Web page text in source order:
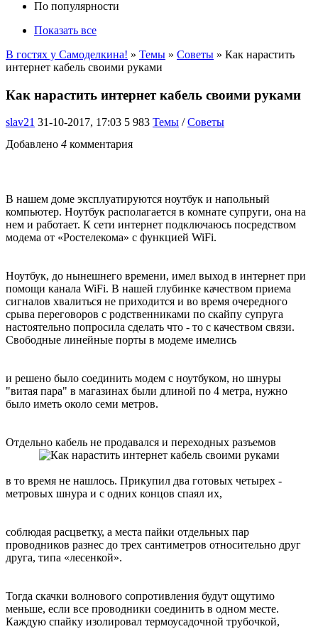
По популярности
Показать все
В гостях у Самоделкина! » Темы » Советы » Как нарастить
интернет кабель своими руками
Как нарастить интернет кабель своими руками
slav21 31-10-2017, 17:03 5 983 Темы /Советы
Добавлено 4 комментария
В нашем доме эксплуатируются ноутбук и напольный
компьютер. Ноутбук располагается в комнате супруги, она на
нем и работает. К сети интернет подключаюсь посредством
модема от «Ростелекома» с функцией WiFi.
Ноутбук, до нынешнего времени, имел выход в интернет при
помощи канала WiFi. В нашей глубинке качеством приема
сигналов хвалиться не приходится и во время очередного
срыва переговоров с родственниками по скайпу супруга
настоятельно попросила сделать что - то с качеством связи.
Свободные линейные порты в модеме имелись
и решено было соединить модем с ноутбуком, но шнуры
"витая пара" в магазинах были длиной по 4 метра, нужно
было иметь около семи метров.
Отдельно кабель не продавался и переходных разъемов
в то время не нашлось. Прикупил два готовых четырех -
метровых шнура и с одних концов спаял их,
соблюдая расцветку, а места пайки отдельных пар
проводников разнес до трех сантиметров относительно друг
друга, типа «лесенкой».
Тогда скачки волнового сопротивления будут ощутимо
меньше, если все проводники соединить в одном месте.
Каждую спайку изолировал термоусадочной трубочкой,